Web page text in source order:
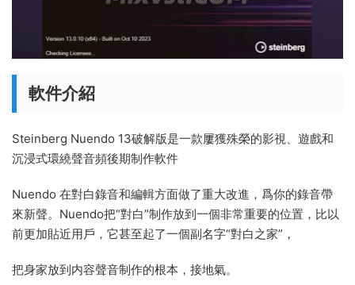
軟件介紹
Steinberg Nuendo 13破解版是一款屢獲殊榮的影視、遊戲和
沉浸式環繞聲音頻後期制作軟件
Nuendo 在對白錄音和編輯方面做了重大改進，爲你的錄音帶
來新聲。Nuendo把“對白”制作放到一個非常重要的位置，比以
前更加貼近用戶，它甚至起了一個副名字“對白之家”，
把身家放到内容聲音制作的根本，接地氣。